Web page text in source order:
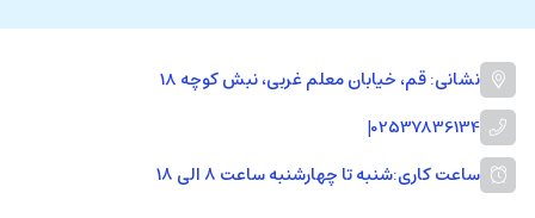
نشانی: قم، خیابان معلم غربی، نبش کوچه 18
02537836134
|
ساعت کاری:شنبه تا چهارشنبه ساعت ۸ الی ۱۸